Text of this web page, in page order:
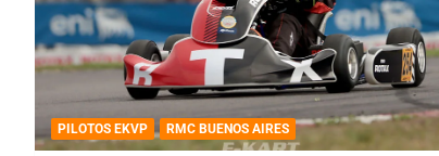
PILOTOS EKVP RMC BUENOS AIRES